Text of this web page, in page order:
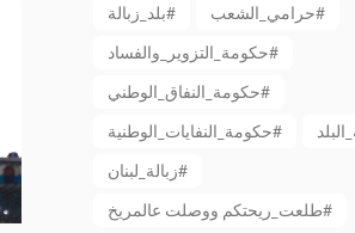
بلد_زبالة#
حرامي_الشعب#
حكومة_التزوير_والفساد#
حكومة_النفاق_الوطني#
حكومة_النفايات_الوطنية#
زبالة_لبنان#
طلعت_ريحتكم ووصلت عالمريخ#